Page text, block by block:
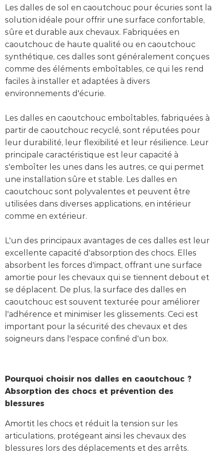
Les dalles de sol en caoutchouc pour écuries sont la
solution idéale pour offrir une surface confortable,
sûre et durable aux chevaux. Fabriquées en
caoutchouc de haute qualité ou en caoutchouc
synthétique, ces dalles sont généralement conçues
comme des éléments emboîtables, ce qui les rend
faciles à installer et adaptées à divers
environnements d'écurie.
Les dalles en caoutchouc emboîtables, fabriquées à
partir de caoutchouc recyclé, sont réputées pour
leur durabilité, leur flexibilité et leur résilience. Leur
principale caractéristique est leur capacité à
s'emboîter les unes dans les autres, ce qui permet
une installation sûre et stable. Les dalles en
caoutchouc sont polyvalentes et peuvent être
utilisées dans diverses applications, en intérieur
comme en extérieur.
L'un des principaux avantages de ces dalles est leur
excellente capacité d'absorption des chocs. Elles
absorbent les forces d'impact, offrant une surface
amortie pour les chevaux qui se tiennent debout et
se déplacent. De plus, la surface des dalles en
caoutchouc est souvent texturée pour améliorer
l'adhérence et minimiser les glissements. Ceci est
important pour la sécurité des chevaux et des
soigneurs dans l'espace confiné d'un box.
Pourquoi choisir nos dalles en caoutchouc ?
Absorption des chocs et prévention des
blessures
Amortit les chocs et réduit la tension sur les
articulations, protégeant ainsi les chevaux des
blessures lors des déplacements et des arrêts.